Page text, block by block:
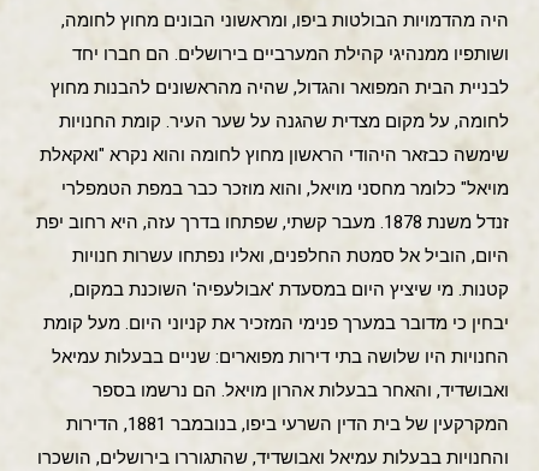
היה מהדמויות הבולטות ביפו, ומראשוני הבונים מחוץ לחומה,
ושותפיו ממנהיגי קהילת המערביים בירושלים. הם חברו יחד
לבניית הבית המפואר והגדול, שהיה מהראשונים להבנות מחוץ
לחומה, על מקום מצדית שהגנה על שער העיר. קומת החנויות
שימשה כבזאר היהודי הראשון מחוץ לחומה והוא נקרא "ואקאלת
מויאל" כלומר מחסני מויאל, והוא מוזכר כבר במפת הטמפלרי
זנדל משנת 1878. מעבר קשתי, שפתחו בדרך עזה, היא רחוב יפת
היום, הוביל אל סמטת החלפנים, ואליו נפתחו עשרות חנויות
קטנות. מי שיציץ היום במסעדת 'אבולעפיה' השוכנת במקום,
יבחין כי מדובר במערך פנימי המזכיר את קניוני היום. מעל קומת
החנויות היו שלושה בתי דירות מפוארים: שניים בבעלות עמיאל
ואבושדיד, והאחר בבעלות אהרון מויאל. הם נרשמו בספר
המקרקעין של בית הדין השרעי ביפו, בנובמבר 1881, הדירות
והחנויות בבעלות עמיאל ואבושדיד, שהתגוררו בירושלים, הושכרו